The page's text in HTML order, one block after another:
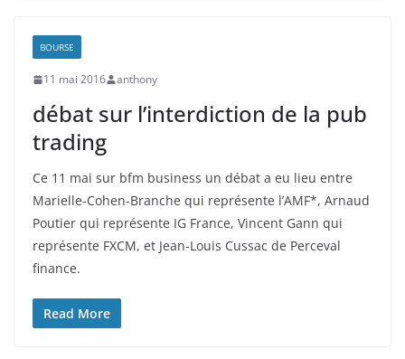
BOURSE
11 mai 2016 anthony
débat sur l’interdiction de la pub
trading
Ce 11 mai sur bfm business un débat a eu lieu entre
Marielle-Cohen-Branche qui représente l’AMF*, Arnaud
Poutier qui représente IG France, Vincent Gann qui
représente FXCM, et Jean-Louis Cussac de Perceval
finance.
Read More